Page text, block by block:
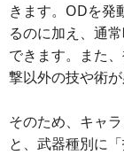
きます。ODを発
るのに加え、通
できます。また
撃以外の技や術
そのため、キャ
と、武器種別に